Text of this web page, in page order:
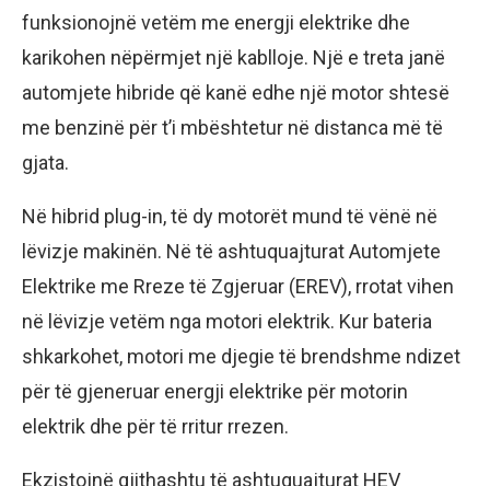
funksionojnë vetëm me energji elektrike dhe
karikohen nëpërmjet një kablloje. Një e treta janë
automjete hibride që kanë edhe një motor shtesë
me benzinë ​​për t’i mbështetur në distanca më të
gjata.
Në hibrid plug-in, të dy motorët mund të vënë në
lëvizje makinën. Në të ashtuquajturat Automjete
Elektrike me Rreze të Zgjeruar (EREV), rrotat vihen
në lëvizje vetëm nga motori elektrik. Kur bateria
shkarkohet, motori me djegie të brendshme ndizet
për të gjeneruar energji elektrike për motorin
elektrik dhe për të rritur rrezen.
Ekzistojnë gjithashtu të ashtuquajturat HEV